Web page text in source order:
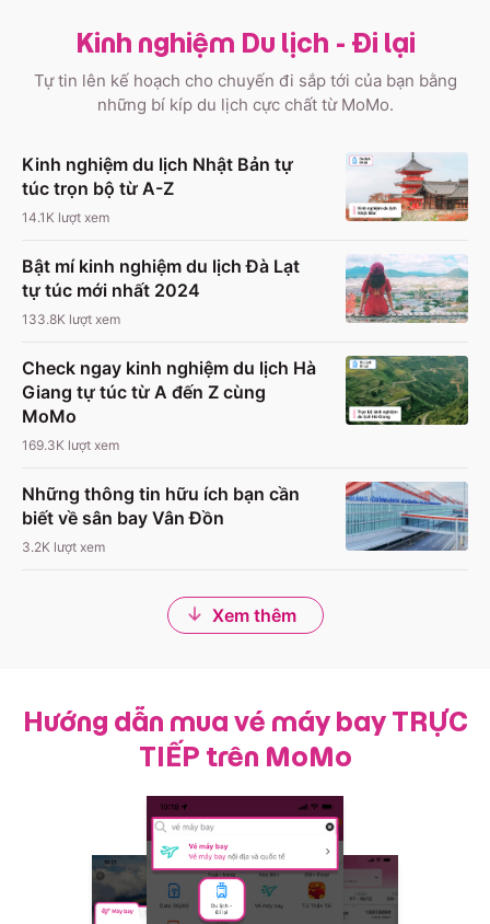
Kinh nghiệm Du lịch - Đi lại
Tự tin lên kế hoạch cho chuyến đi sắp tới của bạn bằng
những bí kíp du lịch cực chất từ MoMo.
Kinh nghiệm du lịch Nhật Bản tự
túc trọn bộ từ A-Z
14.1K lượt xem
Bật mí kinh nghiệm du lịch Đà Lạt
tự túc mới nhất 2024
133.8K lượt xem
Check ngay kinh nghiệm du lịch Hà
Giang tự túc từ A đến Z cùng
MoMo
169.3K lượt xem
Những thông tin hữu ích bạn cần
biết về sân bay Vân Đồn
3.2K lượt xem
Xem thêm
Hướng dẫn mua vé máy bay TRỰC
TIẾP trên MoMo